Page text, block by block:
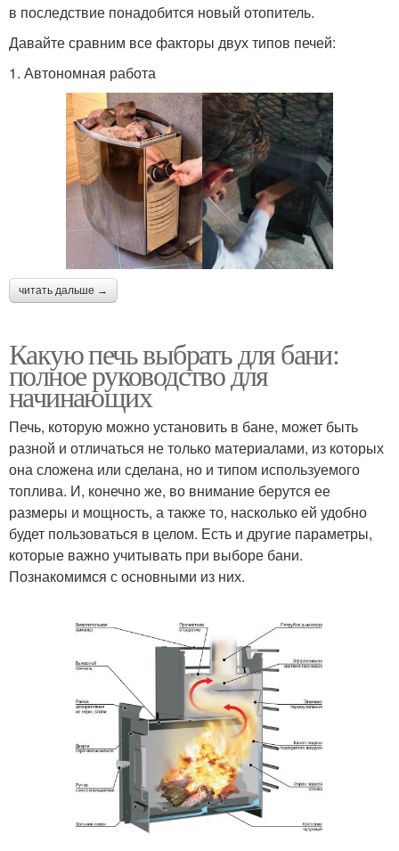
в последствие понадобится новый отопитель.
Давайте сравним все факторы двух типов печей:
1. Автономная работа ​
читать дальше →
Какую печь выбрать для бани:
полное руководство для
начинающих
Печь, которую можно установить в бане, может быть
разной и отличаться не только материалами, из которых
она сложена или сделана, но и типом используемого
топлива. И, конечно же, во внимание берутся ее
размеры и мощность, а также то, насколько ей удобно
будет пользоваться в целом. Есть и другие параметры,
которые важно учитывать при выборе бани.
Познакомимся с основными из них.